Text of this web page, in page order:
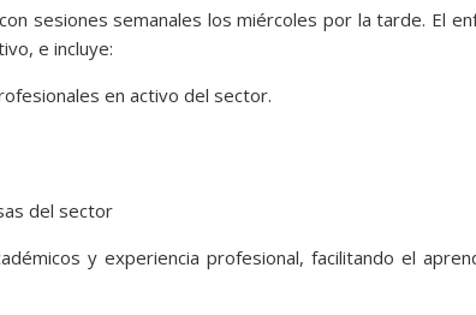
sesiones semanales los miércoles por la tarde. El
e incluye:
en activo del sector.
del sector
y experiencia profesional, facilitando el